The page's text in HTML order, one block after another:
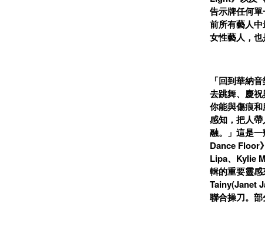
告示牌任何
前所有藝人
女性藝人，也
「回到華納
去跳舞、慶
你能與傷痕
感知，把人
融。」這是
Dance Floor
Lipa、Kylie
輯的重要靈
Tainy(Janet
聯合操刀。